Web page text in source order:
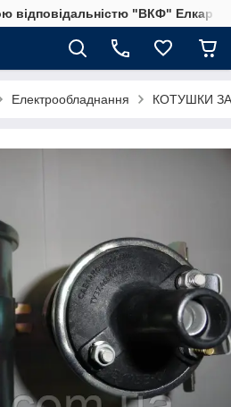
відповідальністю "ВКФ" Елкар"
Електрообладнання КОТУШКИ